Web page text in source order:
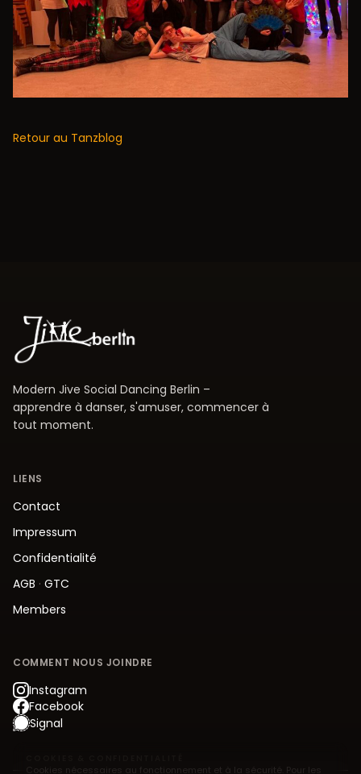
Retour au Tanzblog
Modern Jive Social Dancing Berlin –
apprendre à danser, s'amuser, commencer à
tout moment.
LIENS
Contact
Impressum
Confidentialité
AGB · GTC
Members
COMMENT NOUS JOINDRE
Instagram
Facebook
Signal
Cookies nécessaires au fonctionnement et à la sécurité. Pour les